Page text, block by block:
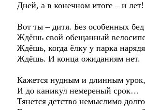
Дней, а в конечном итоге – и лет!
Вот ты – дитя. Без особенных бед
Ждёшь свой обещанный
Ждёшь, когда ёлку у парка
Ждёшь. И конца ожиданиям нет.
Кажется нудным и длинным урок,
И до каникул немереный срок…
Тянется детство немыслимо